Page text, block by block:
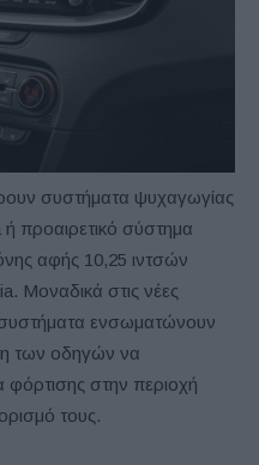
συστήματα ψυχαγωγίας
προαιρετικό σύστημα
αφής 10,25 ιντσών
Μοναδικά στις νέες
ενσωματώνουν
των οδηγών να
φόρτισης στην περιοχή
τους.